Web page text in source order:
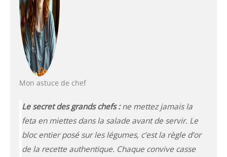
Mon astuce de chef
Le secret des grands chefs :ne mettez jamais la
feta en miettes dans la salade avant de servir. Le
bloc entier posé sur les légumes, c’est la règle d’or
de la recette authentique. Chaque convive casse